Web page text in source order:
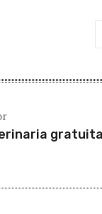
gratuita